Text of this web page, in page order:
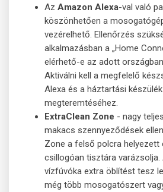
Az Amazon Alexa-val való
köszönhetően a
vezérelhető. Ellenőrzés
alkalmazásban a „Home
elérhető-e az adott
Aktiválni kell a megfelelő
Alexa és a háztartási
megteremtéséhez.
ExtraClean Zone - nagy
makacs szennyeződések
Zone a felső polcra helyezett
csillogóan tisztára
vízfúvóka extra öblítést tesz
még több mosogatószert